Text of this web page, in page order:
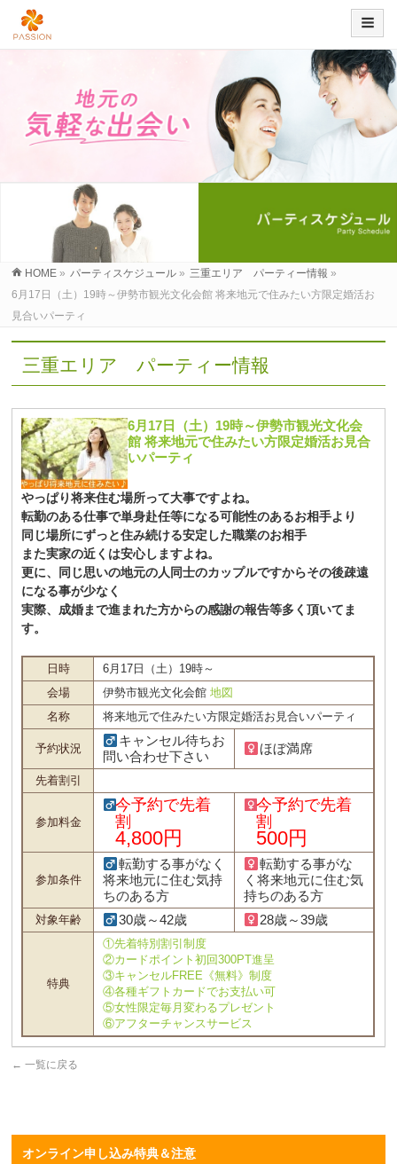
HOME » パーティスケジュール » 三重エリア パーティー情報 »
6月17日（土）19時～伊勢市観光文化会館 将来地元で住みたい方限定婚活お
見合いパーティ
三重エリア パーティー情報
6月17日（土）19時～伊勢市観光文化会
館 将来地元で住みたい方限定婚活お見合
いパーティ
やっぱり将来住む場所って大事ですよね。
転勤のある仕事で単身赴任等になる可能性のあるお相手より
同じ場所にずっと住み続ける安定した職業のお相手
また実家の近くは安心しますよね。
更に、同じ思いの地元の人同士のカップルですからその後疎遠
になる事が少なく
実際、成婚まで進まれた方からの感謝の報告等多く頂いてま
す。
日時
6月17日（土）19時～
会場
伊勢市観光文化会館地図
名称
将来地元で住みたい方限定婚活お見合いパーティ
予約状況
キャンセル待ちお
問い合わせ下さい
ほぼ満席
先着割引
参加料金
今予約で先着
割
4,800円
今予約で先着
割
500円
参加条件
転勤する事がなく
将来地元に住む気持
ちのある方
転勤する事がな
く将来地元に住む気
持ちのある方
対象年齢 30歳～42歳 28歳～39歳
特典
①先着特別割引制度
②カードポイント初回300PT進呈
③キャンセルFREE《無料》制度
④各種ギフトカードでお支払い可
⑤女性限定毎月変わるプレゼント
⑥アフターチャンスサービス
← 一覧に戻る
オンライン申し込み特典＆注意